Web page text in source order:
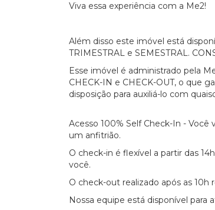
Viva essa experiência com a Me2!
Além disso este imóvel está
TRIMESTRAL e SEMESTRAL.
Esse imóvel é administrado pela
CHECK-IN e CHECK-OUT, o que
disposição para auxiliá-lo com
Acesso 100% Self Check-In -
um anfitrião.
O check-in é flexível a partir das
você.
O check-out realizado após as 10h
Nossa equipe está disponível para